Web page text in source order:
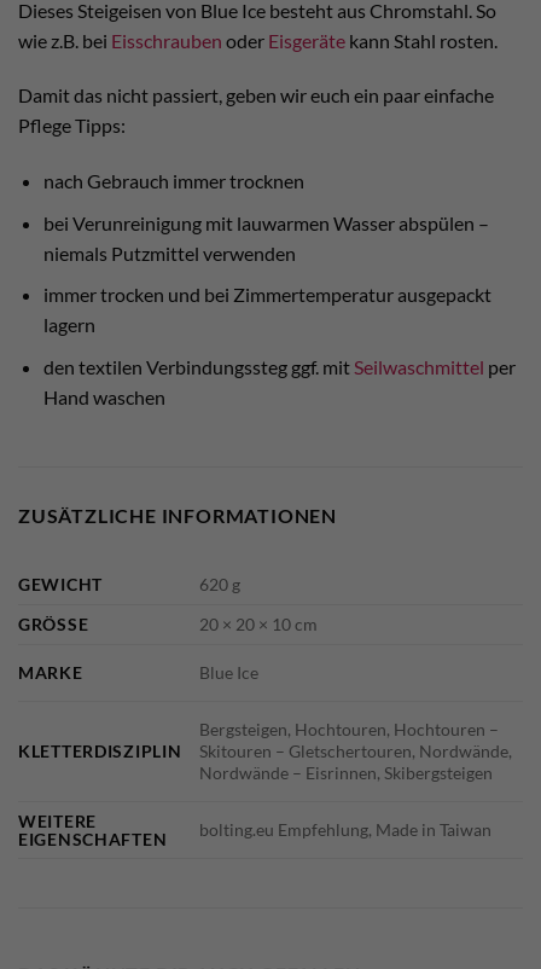
Dieses Steigeisen von Blue Ice besteht aus Chromstahl. So
wie z.B. bei Eisschrauben oder Eisgeräte kann Stahl rosten.
Damit das nicht passiert, geben wir euch ein paar einfache
Pflege Tipps:
nach Gebrauch immer trocknen
bei Verunreinigung mit lauwarmen Wasser abspülen –
niemals Putzmittel verwenden
immer trocken und bei Zimmertemperatur ausgepackt
lagern
den textilen Verbindungssteg ggf. mitSeilwaschmittel per
Hand waschen
ZUSÄTZLICHE INFORMATIONEN
GEWICHT
620 g
GRÖSSE
20 × 20 × 10 cm
MARKE Blue Ice
KLETTERDISZIPLIN
Bergsteigen, Hochtouren, Hochtouren –
Skitouren – Gletschertouren, Nordwände,
Nordwände – Eisrinnen, Skibergsteigen
WEITERE
EIGENSCHAFTEN
bolting.eu Empfehlung, Made in Taiwan